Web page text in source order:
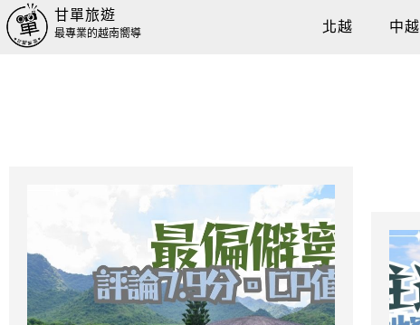
甘單旅遊
最專業的越南嚮導 北越 中越